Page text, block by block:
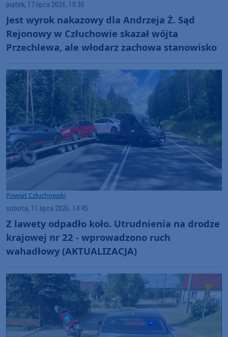
piątek, 17 lipca 2026, 10:36
Jest wyrok nakazowy dla Andrzeja Ż. Sąd
Rejonowy w Człuchowie skazał wójta
Przechlewa, ale włodarz zachowa stanowisko
Powiat Człuchowski
sobota, 11 lipca 2026, 14:45
Z lawety odpadło koło. Utrudnienia na drodze
krajowej nr 22 - wprowadzono ruch
wahadłowy (AKTUALIZACJA)